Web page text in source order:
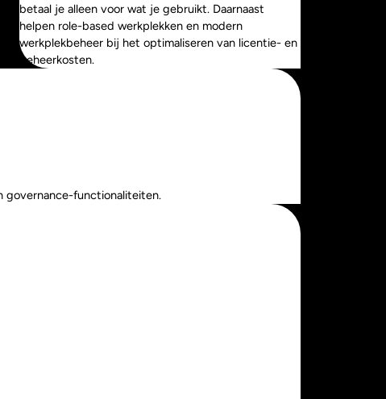
betaal je alleen voor wat je gebruikt. Daarnaast
helpen role-based werkplekken en modern
werkplekbeheer bij het optimaliseren van licentie- en
beheerkosten.
governance-functionaliteiten.